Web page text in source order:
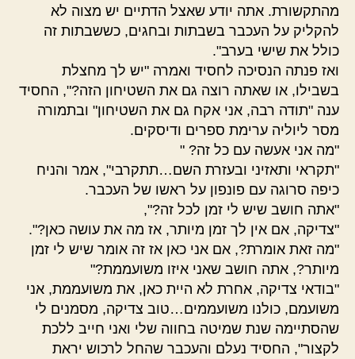
מהתקשורת. אתה יודע שאצל הדתיים יש מצוה לא
להקליק על העכבר בשבתות ובחגים, כששבתות זה
כולל את שישי בערב".
ואז פנתה הנסיכה לחסיד ואמרה "יש לך מחצלת
בשבילו, או שאתה רוצה גם את השטיחון הזה?", החסיד
ענה "תודה רבה, אני אקח גם את השטיחון" ובתמורה
מסר ליוליה ערימת ספרים ודיסקים.
"מה אני אעשה עם כל זה? "
"תקראי ותאזיני ובעזרת השם…תתקרבי", אמר והניח
כיפה סרוגה עם פונפון על ראשו של העכבר.
"אתה חושב שיש לי זמן לכל זה?",
"צדיקה, אם אין לך זמן מיותר, אז מה את עושה כאן?".
"מה זאת אומרת?, אם אני כאן אז זה אומר שיש לי זמן
מיותר?, אתה חושב שאני איזו משועממת?"
"בודאי צדיקה, אחרת לא היית כאן, את משועממת, אני
משועמם, כולנו משועממים…טוב צדיקה, מסמנים לי
שהסתיימה שנת שמיטה בחווה שלי ואני חייב ללכת
לקצור", החסיד נעלם והעכבר שהחל לרכוש יראת